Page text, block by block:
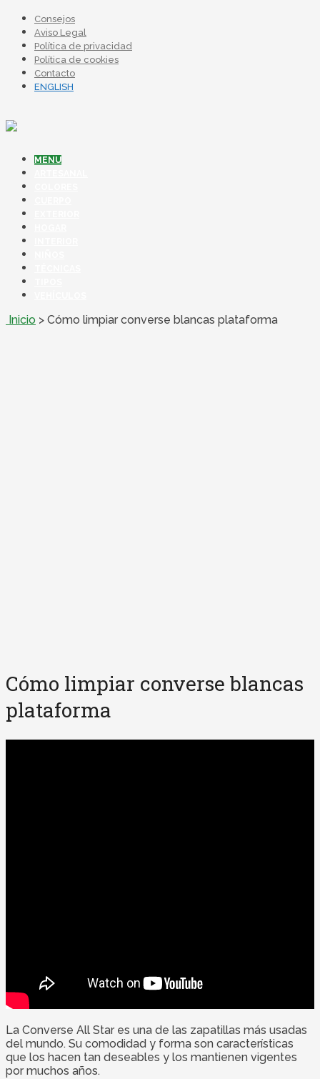
Consejos
Aviso Legal
Política de privacidad
Política de cookies
Contacto
ENGLISH
MENU
Inicio > Cómo limpiar converse blancas plataforma
Cómo limpiar converse blancas
plataforma
La Converse All Star es una de las zapatillas más usadas
del mundo. Su comodidad y forma son características
que los hacen tan deseables y los mantienen vigentes
por muchos años.